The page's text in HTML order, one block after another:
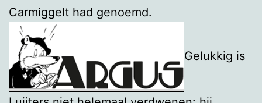
Carmiggelt had genoemd.
Gelukkig is